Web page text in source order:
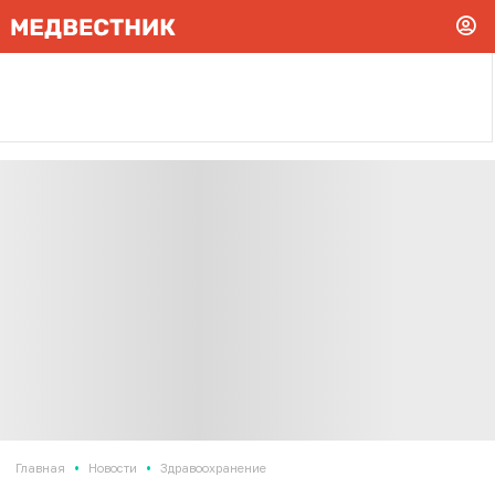
Главная • Новости • Здравоохранение